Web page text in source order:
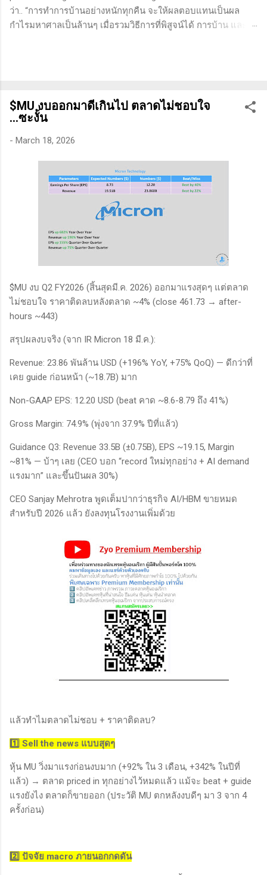
ว่า.. “การทำการบ้านอย่างหนักทุกคืน จะให้ผลตอบแทนเป็นผล
กำไรมหาศาลเป็นล้านๆ เมื่อรวมวิธีการที่พิสูจน์ได้ การบ้าน และ
ในอนาคต การลงรายละเอียดในการวิเคราะห์นี้จะช่วยให้คุณ
สามารถเข้าใจตลาดและรู้จักจังหวะที่เหมาะสมในการเข้าเทรด . -
วิธีการที่พิสูจน์แล้วว่าทำเงินได้จริงและทำซ้ำได้ตลอด (Method):
การมีระบบหรือกลยุทธ์ที่ชัดเจนในการเทรดเป็นสิ่งสำคัญ เพราะจะ
ใช้ได้เมื่อตลาดมีการเปลี่ยนแปลง . - ความอดทน (Patience): การ
รอคอยและไม่รีบร้อนถือเป็นคุณสมบัติที่สำคัญในนักเทรด ความ
อดทนช่วยให้คุณสามารถทนต่อความผันผวนของตลาดและรอคอย
$MU งบออกมาดีเกินไป ตลาดไม่ชอบใจ
...ซะงั้น
- March 18, 2026
$MU งบ Q2 FY2026 (สิ้นสุดมี.ค. 2026) ออกมาแรงสุดๆ แต่ตลาด
ไม่ชอบใจ ราคาติดลบหลังตลาด ~4% (close 461.73 → after-
hours ~443)
สรุปผลงบจริง (จาก IR Micron 18 มี.ค.):
Revenue: 23.86 พันล้าน USD (+196% YoY, +75% QoQ) — ดีกว่าที่
เคย guide ก่อนหน้า (~18.7B) มาก
Non-GAAP EPS: 12.20 USD (beat คาด ~8.6-8.79 ถึง 41%)
Gross Margin: 74.9% (พุ่งจาก 37.9% ปีที่แล้ว)
Guidance Q3: Revenue 33.5B (±0.75B), EPS ~19.15, Margin
~81% — บ้าๆ เลย (CEO บอก “record ใหม่ทุกอย่าง + AI demand
แรงมาก” และขึ้นปันผล 30%)
CEO Sanjay Mehrotra พูดเต็มปากว่าธุรกิจ AI/HBM ขายหมด
สำหรับปี 2026 แล้ว ยังลงทุนโรงงานเพิ่มด้วย
แล้วทำไมตลาดไม่ชอบ + ราคาติดลบ?
1️⃣ Sell the news แบบสุดๆ
หุ้น MU วิ่งมาแรงก่อนงบมาก (+92% ใน 3 เดือน, +342% ในปีที่
แล้ว) → ตลาด priced in ทุกอย่างไว้หมดแล้ว แม้จะ beat + guide
แรงยังไง ตลาดก็ขายออก (ประวัติ MU ตกหลังงบดีๆ มา 3 จาก 4
ครั้งก่อน)
2️⃣ ปัจจัย macro ภายนอกกดดัน